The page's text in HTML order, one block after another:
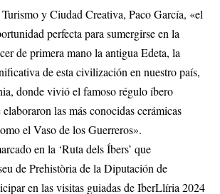
y Ciudad Creativa, Paco García, «el
perfecta para sumergirse en la
de primera mano la antigua Edeta, la
de esta civilización en nuestro país,
donde vivió el famoso régulo íbero
las más conocidas cerámicas
el Vaso de los Guerreros».
en la ‘Ruta dels Íbers’ que
de Prehistòria de la Diputación de
en las visitas guiadas de IberLlíria 2024